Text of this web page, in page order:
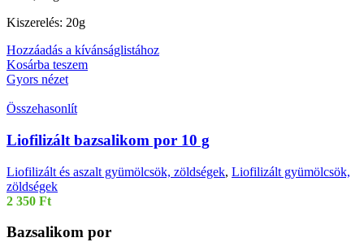
Kiszerelés: 20g
Hozzáadás a kívánságlistához
Kosárba teszem
Gyors nézet
Összehasonlít
Liofilizált bazsalikom por 10 g
Liofilizált és aszalt gyümölcsök, zöldségek, Liofilizált gyümölcsök,
zöldségek
2 350 Ft
Bazsalikom por